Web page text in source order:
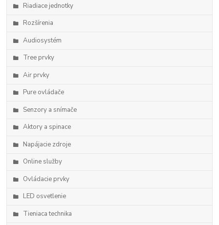
Riadiace jednotky
Rozšírenia
Audiosystém
Tree prvky
Air prvky
Pure ovládače
Senzory a snímače
Aktory a spinace
Napájacie zdroje
Online služby
Ovládacie prvky
LED osvetlenie
Tieniaca technika